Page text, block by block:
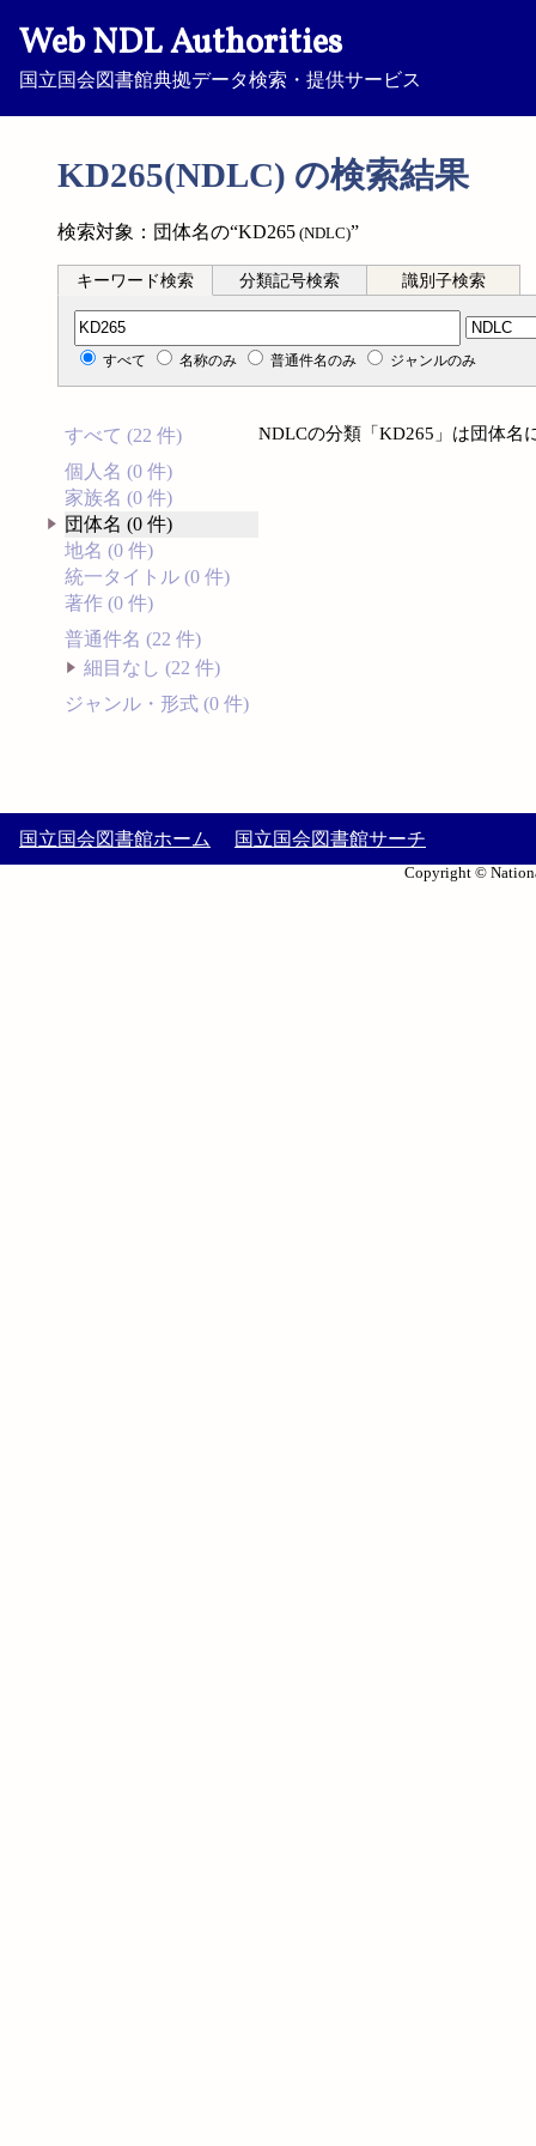
Web NDL Authorities
国立国会図書館典拠データ検索・提供サービス
KD265(NDLC) の検索結果
検索対象：団体名の“KD265 (NDLC)”
キーワード検索 分類記号検索 識別子検索
分類記号検索
すべて 名称のみ 普通件名のみ ジャンルのみ
すべて (22 件)
個人名 (0 件)
家族名 (0 件)
団体名 (0 件)
地名 (0 件)
統一タイトル (0 件)
著作 (0 件)
普通件名 (22 件)
細目なし (22 件)
ジャンル・形式 (0 件)
NDLCの分類「KD265」は団体名
国立国会図書館ホーム 国立国会図書館サーチ
Copyright ©